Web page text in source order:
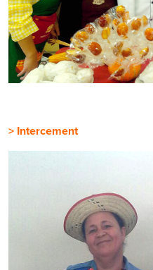
> Intercement